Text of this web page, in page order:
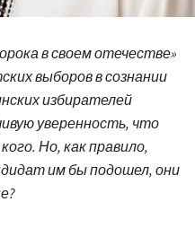
в своем отечестве»
выборов в сознании
избирателей
уверенность, что
Но, как правило,
им бы подошел, они